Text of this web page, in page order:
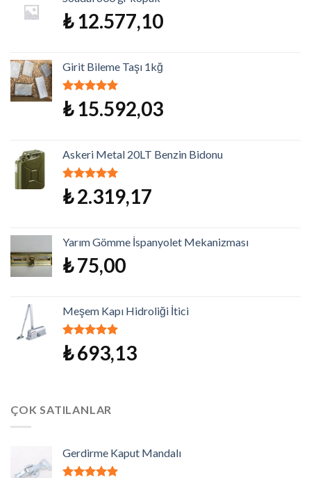
₺12.577,10
Girit Bileme Taşı 1kğ
5 üzerinden
5.00oy aldı
₺15.592,03
Askeri Metal 20LT Benzin Bidonu
5 üzerinden
5.00oy aldı
₺2.319,17
Yarım Gömme İspanyolet Mekanizması
₺75,00
Meşem Kapı Hidroliği İtici
5 üzerinden
5.00oy aldı
₺693,13
ÇOK SATILANLAR
Gerdirme Kaput Mandalı